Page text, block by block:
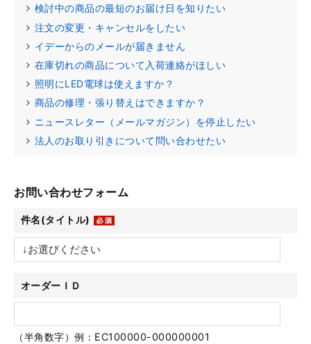
検討中の商品の最短のお届け日を知りたい
注文の変更・キャンセルをしたい
イデーからのメールが届きません
在庫切れの商品について入荷連絡がほしい
照明にLED電球は使えますか？
商品の修理・張り替えはできますか？
ニュースレター（メールマガジン）を停止したい
法人のお取り引きについて問い合わせたい
お問い合わせフォーム
件名(タイトル)
オーダーＩＤ
（半角数字）例：EC100000-000000001